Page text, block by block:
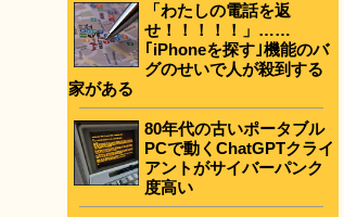
「わたしの電話を返
せ！！！！！」……
｢iPhoneを探す｣機能のバ
グのせいで人が殺到する
家がある
80年代の古いポータブル
PCで動くChatGPTクライ
アントがサイバーパンク
度高い